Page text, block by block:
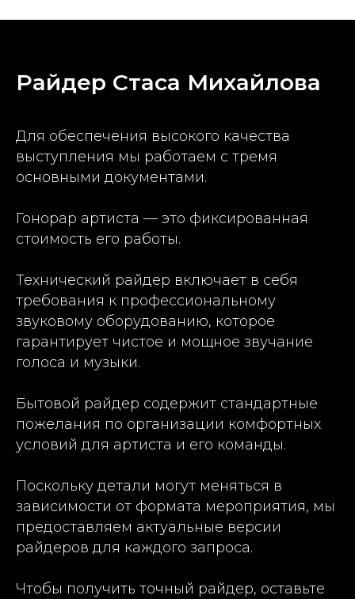
Райдер Стаса Михайлова
Для обеспечения высокого качества
выступления мы работаем с тремя
основными документами.
Гонорар артиста — это фиксированная
стоимость его работы.
Технический райдер включает в себя
требования к профессиональному
звуковому оборудованию, которое
гарантирует чистое и мощное звучание
голоса и музыки.
Бытовой райдер содержит стандартные
пожелания по организации комфортных
условий для артиста и его команды.
Поскольку детали могут меняться в
зависимости от формата мероприятия, мы
предоставляем актуальные версии
райдеров для каждого запроса.
Чтобы получить точный райдер, оставьте